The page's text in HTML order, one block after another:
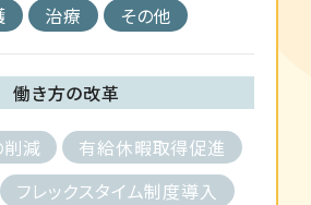
治療 その他
働き方の改革
減
有給休暇取得促進
フレックスタイム制度導入